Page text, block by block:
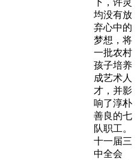
下，许灵
均没有放
弃心中的
梦想，将
一批农村
孩子培养
成艺术人
才，并影
响了淳朴
善良的七
队职工。
十一届三
中全会